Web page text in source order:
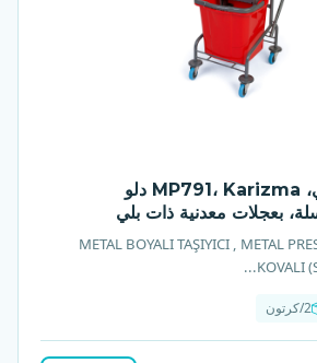
هيكل معدني مطلي، MP791، Karizma دلو
METAL BOYALI TAŞIYICI , METAL
KOVALI
2/كرتون